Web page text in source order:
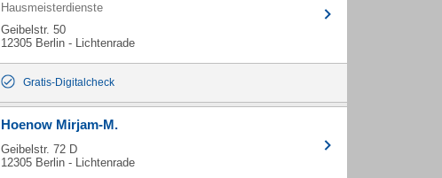
Hausmeisterdienste
Geibelstr. 50
12305 Berlin - Lichtenrade
Gratis-Digitalcheck
Hoenow Mirjam-M.
Geibelstr. 72 D
12305 Berlin - Lichtenrade